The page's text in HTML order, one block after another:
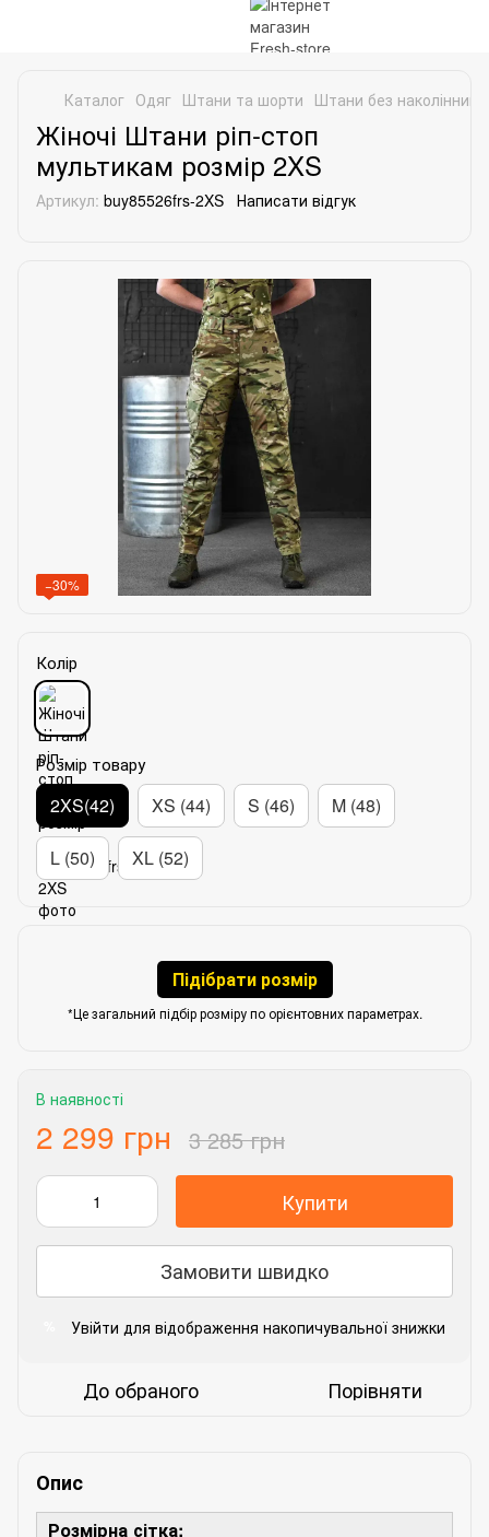
Каталог Одяг Штани та шорти Штани без наколінників
Жіночі Штани ріп-стоп
мультикам розмір 2XS
Артикул: buy85526frs-2XS Написати відгук
−30%
Колір
Розмір товару
2XS(42) XS (44) S (46) M (48)
L (50) XL (52)
Підібрати розмір
*Це загальний підбір розміру по орієнтовних параметрах.
В наявності
2 299 грн 3 285 грн
Купити
Замовити швидко
Увійти для відображення накопичувальної знижки
До обраного Порівняти
Опис
Розмірна сітка: